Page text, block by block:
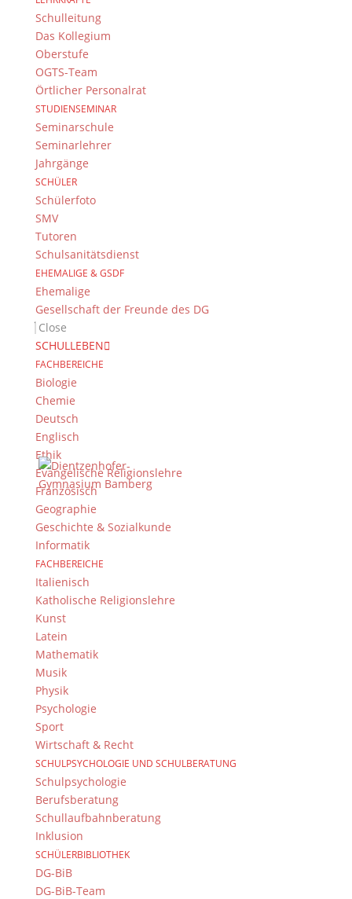
Schulleitung
Das Kollegium
Oberstufe
OGTS-Team
Örtlicher Personalrat
STUDIENSEMINAR
Seminarschule
Seminarlehrer
Jahrgänge
SCHÜLER
Schülerfoto
SMV
Tutoren
Schulsanitätsdienst
EHEMALIGE & GSDF
Ehemalige
Gesellschaft der Freunde des DG
Close
SCHULLEBEN
FACHBEREICHE
Biologie
Chemie
Deutsch
Englisch
Ethik
Evangelische Religionslehre
Französisch
Geographie
Geschichte & Sozialkunde
Informatik
FACHBEREICHE
Italienisch
Katholische Religionslehre
Kunst
Latein
Mathematik
Musik
Physik
Psychologie
Sport
Wirtschaft & Recht
SCHULPSYCHOLOGIE UND SCHULBERATUNG
Schulpsychologie
Berufsberatung
Schullaufbahnberatung
Inklusion
SCHÜLERBIBLIOTHEK
DG-BiB
DG-BiB-Team
E-Mail:dg@stadt.bamberg.de
Kontakt & Ansprechpartner
Senden Sie uns Ihre Nachricht.
Impressum & Datenschutz
Impressum
Datenschutzerklärung
Kontakt
© 2015-2022, Dientzenhofer-Gymnasium Bamberg
Immer Aktuell
Bleiben Sie immer auf dem neusten Stand und
folgen Sie uns auf Twitter
Folgen Sie dem
Kontakt Webteam
Kontaktieren Sie das Webteam
© 2015-2017 Dientzenhofer-Gymnasium Bamberg -
Von Hand erstellt. Mit viel